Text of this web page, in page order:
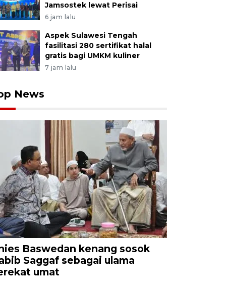
Jamsostek lewat Perisai
6 jam lalu
Aspek Sulawesi Tengah
fasilitasi 280 sertifikat halal
gratis bagi UMKM kuliner
7 jam lalu
News
Baswedan kenang sosok
Saggaf sebagai ulama
umat